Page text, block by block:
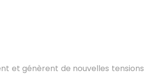
et génèrent de nouvelles tensions